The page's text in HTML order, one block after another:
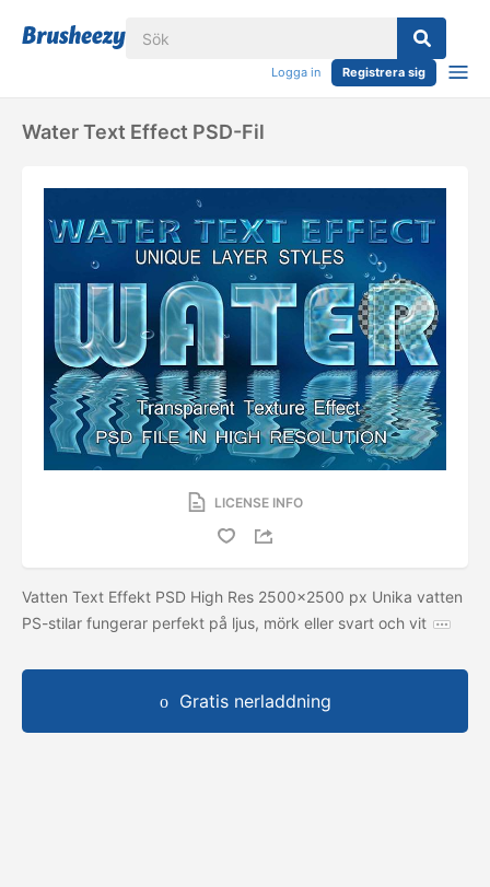
Logga in Registrera sig
Water Text Effect PSD-Fil
LICENSE INFO
Vatten Text Effekt PSD High Res 2500x2500 px Unika vatten
PS-stilar fungerar perfekt på ljus, mörk eller svart och vit
Gratis nerladdning